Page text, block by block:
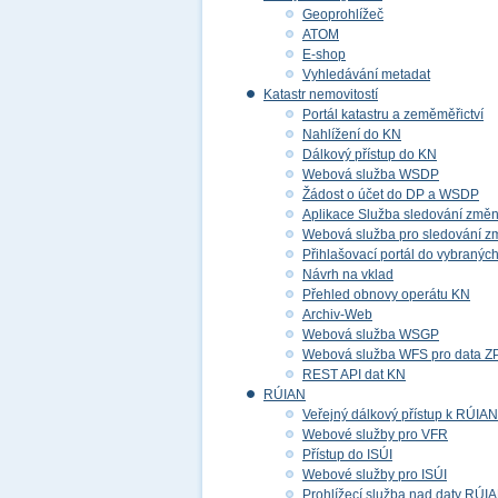
Geoprohlížeč
ATOM
E-shop
Vyhledávání metadat
Katastr nemovitostí
Portál katastru a zeměměřictví
Nahlížení do KN
Dálkový přístup do KN
Webová služba WSDP
Žádost o účet do DP a WSDP
Aplikace Služba sledování změn
Webová služba pro sledování
Přihlašovací portál do
Návrh na vklad
Přehled obnovy operátu KN
Archiv-Web
Webová služba WSGP
Webová služba WFS pro data
REST API dat KN
RÚIAN
Veřejný dálkový přístup k RÚIAN
Webové služby pro VFR
Přístup do ISÚI
Webové služby pro ISÚI
Prohlížecí služba nad daty